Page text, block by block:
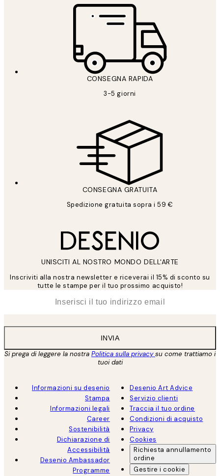
CONSEGNA RAPIDA
3-5 giorni
CONSEGNA GRATUITA
Spedizione gratuita sopra i 59 €
UNISCITI AL NOSTRO MONDO DELL'ARTE
Inscriviti alla nostra newsletter e riceverai il 15% di sconto su
tutte le stampe per il tuo prossimo acquisto!
INVIA
Si prega di leggere la nostra Politica sulla privacysu come trattiamo i
tuoi dati
Informazioni su desenio
Stampa
Informazioni legali
Career
Sostenibilità
Dichiarazione di
Accessibilità
Desenio Ambassador
Programme
Desenio Art Advice
Servizio clienti
Traccia il tuo ordine
Condizioni di acquisto
Privacy
Cookies
Richiesta annullamento
ordine
Gestire i cookie